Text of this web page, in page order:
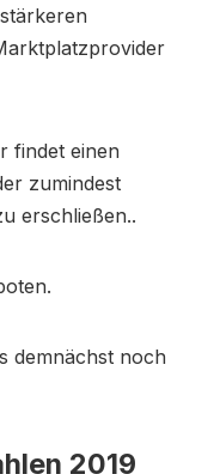
findet einen
zumindest
erschließen..
demnächst noch
2019